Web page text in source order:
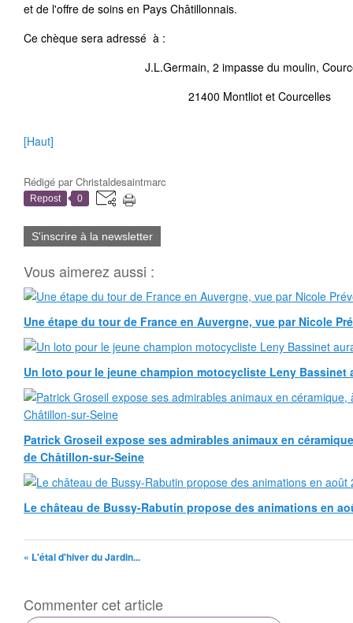
et de l'offre de soins en Pays Châtillonnais.
Ce chèque sera adressé à :
J.L.Germain, 2 impasse du moulin,
21400 Montliot et Courcelles
[Haut]
Rédigé parChristaldesaintmarc
Repost 0
S'inscrire à la newsletter
Vous aimerez aussi :
Une étape du tour de France en Auvergne, vue par Nicole
Un loto pour le jeune champion motocycliste Leny Bassinet
Patrick Groseil expose ses admirables animaux en
de Châtillon-sur-Seine
Le château de Bussy-Rabutin propose des animations en
« L'étal d'hiver du Jardin...
Commenter cet article